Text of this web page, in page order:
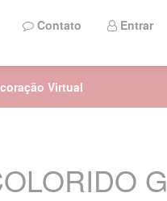
Contato Entrar
Virtual
G